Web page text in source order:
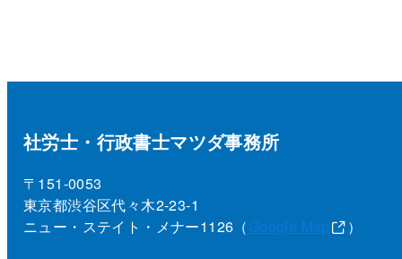
社労士・行政書士マツダ事務所
〒151-0053
東京都渋谷区代々木2-23-1
ニュー・ステイト・メナー1126（Google Map ）